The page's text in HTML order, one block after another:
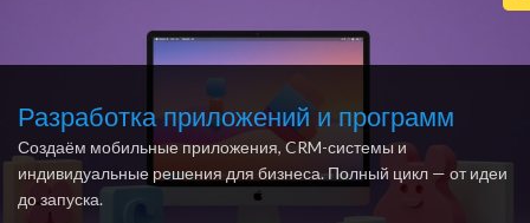
Разработка приложений и программ
Создаём мобильные приложения, CRM-системы и
индивидуальные решения для бизнеса. Полный цикл — от идеи
до запуска.